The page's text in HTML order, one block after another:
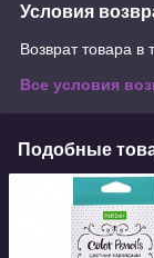
Условия
Возврат товара в
Все условия
Подобные